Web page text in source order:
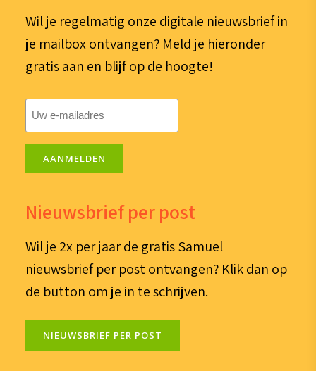
Wil je regelmatig onze digitale nieuwsbrief in
je mailbox ontvangen? Meld je hieronder
gratis aan en blijf op de hoogte!
mailadres
AANMELDEN
Nieuwsbrief per post
Wil je 2x per jaar de gratis Samuel
nieuwsbrief per post ontvangen? Klik dan op
de button om je in te schrijven.
NIEUWSBRIEF PER POST